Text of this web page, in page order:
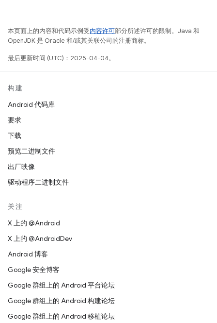
本页面上的内容和代码示例受内容许可部分所述许可的限制。Java 和
OpenJDK 是 Oracle 和/或其关联公司的注册商标。
最后更新时间 (UTC)：2025-04-04。
构建
Android 代码库
要求
下载
预览二进制文件
出厂映像
驱动程序二进制文件
关注
X 上的 @Android
X 上的 @AndroidDev
Android 博客
Google 安全博客
Google 群组上的 Android 平台论坛
Google 群组上的 Android 构建论坛
Google 群组上的 Android 移植论坛